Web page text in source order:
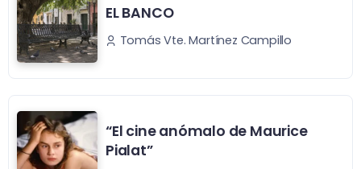
EL BANCO
Tomás Vte. Martínez Campillo
“El cine anómalo de Maurice
Pialat”